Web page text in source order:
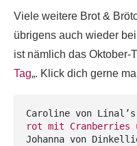
Viele weitere Brot &
übrigens auch wieder
ist nämlich das Oktober-
Tag„. Klick dich gerne
Caroline von Linal’s
rot mit Cranberries
Johanna von